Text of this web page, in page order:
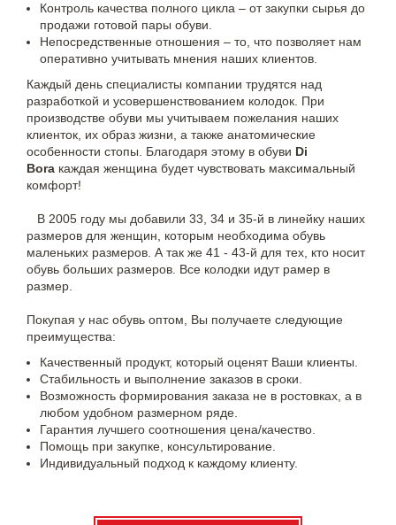
Контроль качества полного цикла – от закупки сырья до
продажи готовой пары обуви.
Непосредственные отношения – то, что позволяет нам
оперативно учитывать мнения наших клиентов.
Каждый день специалисты компании трудятся над
разработкой и усовершенствованием колодок. При
производстве обуви мы учитываем пожелания наших
клиенток, их образ жизни, а также анатомические
особенности стопы. Благодаря этому в обуви Di
Bora каждая женщина будет чувствовать максимальный
комфорт!
В 2005 году мы добавили 33, 34 и 35-й в линейку наших
размеров для женщин, которым необходима обувь
маленьких размеров. А так же 41 - 43-й для тех, кто носит
обувь больших размеров. Все колодки идут рамер в
размер.
Покупая у нас обувь оптом, Вы получаете следующие
преимущества:
Качественный продукт, который оценят Ваши клиенты.
Стабильность и выполнение заказов в сроки.
Возможность формирования заказа не в ростовках, а в
любом удобном размерном ряде.
Гарантия лучшего соотношения цена/качество.
Помощь при закупке, консультирование.
Индивидуальный подход к каждому клиенту.